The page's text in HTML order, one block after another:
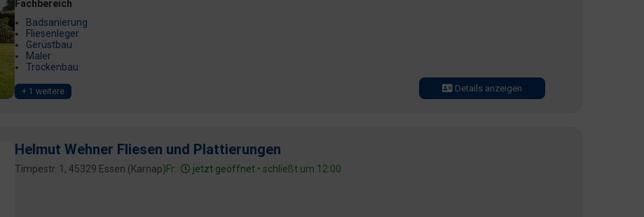
Fachbereich
Badsanierung
Fliesenleger
Gerüstbau
Maler
Trockenbau
+ 1 weitere Details anzeigen
Helmut Wehner Fliesen und Plattierungen
Timpestr. 1, 45329 Essen (Karnap)Fr: jetzt geöffnet • schließt um 12:00